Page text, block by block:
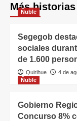
Más historias
Ñuble
Segegob
sociales
de 1.600
Quirihue 4 de
Ñuble
Gobierno
Concurso 8%